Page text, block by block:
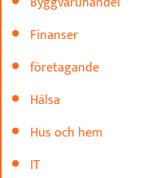
Finanser
företagande
Hälsa
Hus och hem
IT